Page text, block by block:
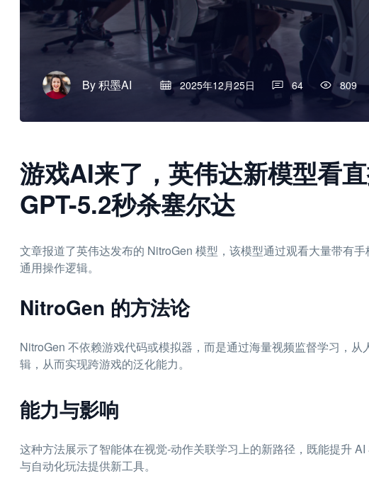
By积墨AI 2025年12月25日 64 809
游戏AI来了，英伟达新模型看
GPT-5.2秒杀塞尔达
文章报道了英伟达发布的 NitroGen 模型，该模型通过观看大量带有
通用操作逻辑。
NitroGen 的方法论
NitroGen 不依赖游戏代码或模拟器，而是通过海量视频监督学习，
辑，从而实现跨游戏的泛化能力。
能力与影响
这种方法展示了智能体在视觉-动作关联学习上的新路径，既能提升
与自动化玩法提供新工具。